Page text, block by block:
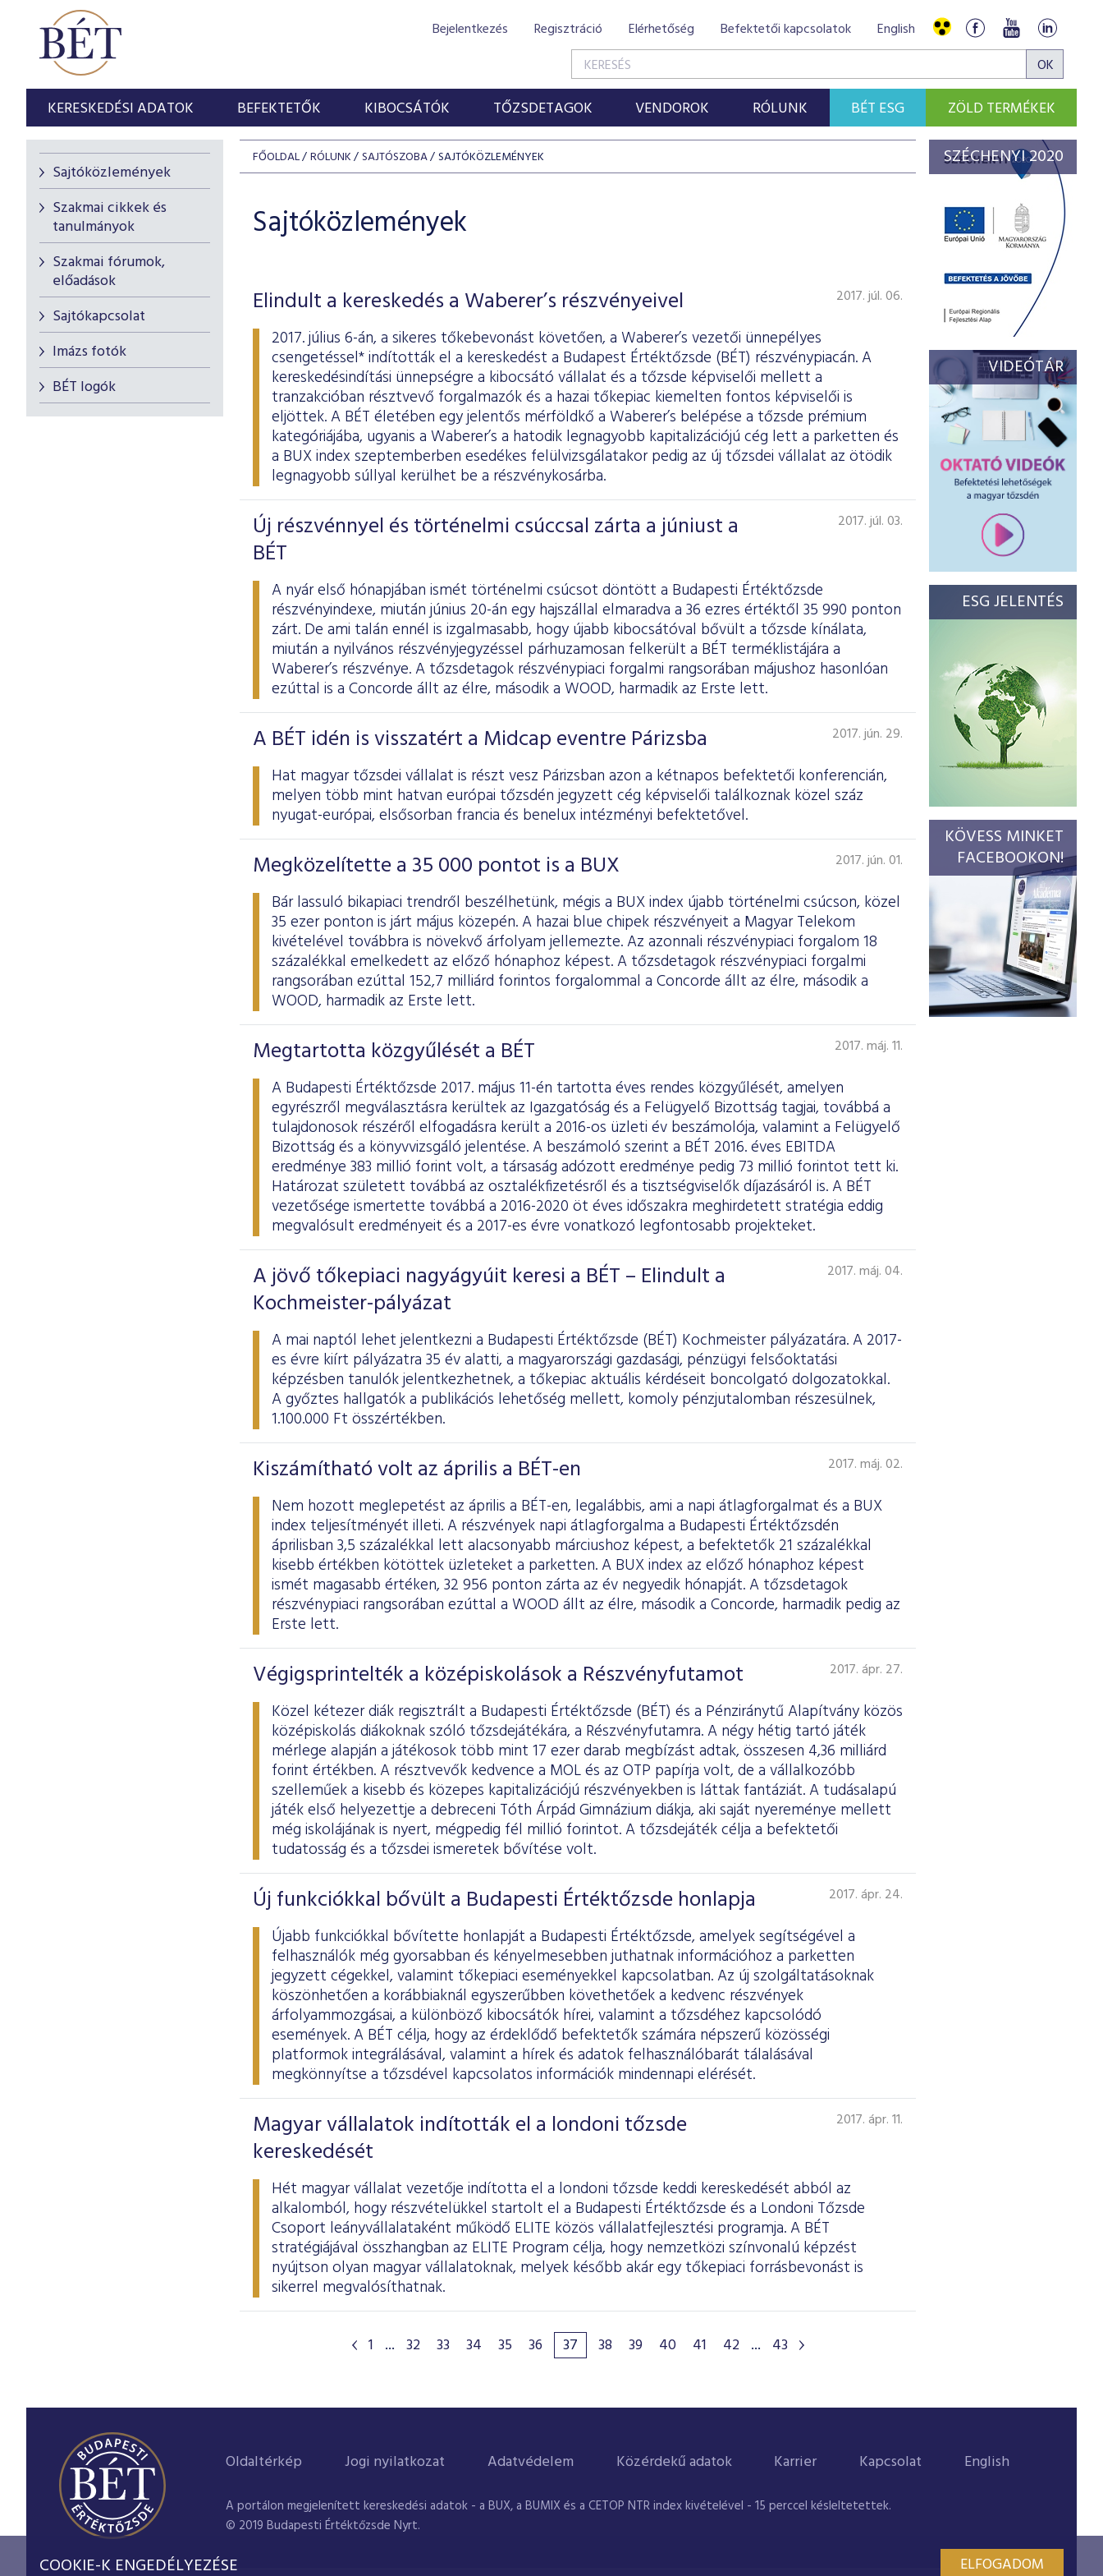
Bejelentkezés Regisztráció Elérhetőség Befektetői kapcsolatok English
KERESKEDÉSI ADATOK BEFEKTETŐK KIBOCSÁTÓK TŐZSDETAGOK VENDOROK RÓLUNK BÉT ESG ZÖLD TERMÉKEK
Sajtóközlemények
Szakmai cikkek és
tanulmányok
Szakmai fórumok,
előadások
Sajtókapcsolat
Imázs fotók
BÉT logók
FŐOLDAL RÓLUNK SAJTÓSZOBA SAJTÓKÖZLEMÉNYEK
Sajtóközlemények
Elindult a kereskedés a Waberer’s részvényeivel 2017. júl. 06.
2017. július 6-án, a sikeres tőkebevonást követően, a Waberer’s vezetői ünnepélyes
csengetéssel* indították el a kereskedést a Budapest Értéktőzsde (BÉT) részvénypiacán. A
kereskedésindítási ünnepségre a kibocsátó vállalat és a tőzsde képviselői mellett a
tranzakcióban résztvevő forgalmazók és a hazai tőkepiac kiemelten fontos képviselői is
eljöttek. A BÉT életében egy jelentős mérföldkő a Waberer’s belépése a tőzsde prémium
kategóriájába, ugyanis a Waberer’s a hatodik legnagyobb kapitalizációjú cég lett a parketten és
a BUX index szeptemberben esedékes felülvizsgálatakor pedig az új tőzsdei vállalat az ötödik
legnagyobb súllyal kerülhet be a részvénykosárba.
Új részvénnyel és történelmi csúccsal zárta a júniust a
BÉT
2017. júl. 03.
A nyár első hónapjában ismét történelmi csúcsot döntött a Budapesti Értéktőzsde
részvényindexe, miután június 20-án egy hajszállal elmaradva a 36 ezres értéktől 35 990 ponton
zárt. De ami talán ennél is izgalmasabb, hogy újabb kibocsátóval bővült a tőzsde kínálata,
miután a nyilvános részvényjegyzéssel párhuzamosan felkerült a BÉT terméklistájára a
Waberer’s részvénye. A tőzsdetagok részvénypiaci forgalmi rangsorában májushoz hasonlóan
ezúttal is a Concorde állt az élre, második a WOOD, harmadik az Erste lett.
A BÉT idén is visszatért a Midcap eventre Párizsba 2017. jún. 29.
Hat magyar tőzsdei vállalat is részt vesz Párizsban azon a kétnapos befektetői konferencián,
melyen több mint hatvan európai tőzsdén jegyzett cég képviselői találkoznak közel száz
nyugat-európai, elsősorban francia és benelux intézményi befektetővel.
Megközelítette a 35 000 pontot is a BUX 2017. jún. 01.
Bár lassuló bikapiaci trendről beszélhetünk, mégis a BUX index újabb történelmi csúcson, közel
35 ezer ponton is járt május közepén. A hazai blue chipek részvényeit a Magyar Telekom
kivételével továbbra is növekvő árfolyam jellemezte. Az azonnali részvénypiaci forgalom 18
százalékkal emelkedett az előző hónaphoz képest. A tőzsdetagok részvénypiaci forgalmi
rangsorában ezúttal 152,7 milliárd forintos forgalommal a Concorde állt az élre, második a
WOOD, harmadik az Erste lett.
Megtartotta közgyűlését a BÉT 2017. máj. 11.
A Budapesti Értéktőzsde 2017. május 11-én tartotta éves rendes közgyűlését, amelyen
egyrészről megválasztásra kerültek az Igazgatóság és a Felügyelő Bizottság tagjai, továbbá a
tulajdonosok részéről elfogadásra került a 2016-os üzleti év beszámolója, valamint a Felügyelő
Bizottság és a könyvvizsgáló jelentése. A beszámoló szerint a BÉT 2016. éves EBITDA
eredménye 383 millió forint volt, a társaság adózott eredménye pedig 73 millió forintot tett ki.
Határozat született továbbá az osztalékfizetésről és a tisztségviselők díjazásáról is. A BÉT
vezetősége ismertette továbbá a 2016-2020 öt éves időszakra meghirdetett stratégia eddig
megvalósult eredményeit és a 2017-es évre vonatkozó legfontosabb projekteket.
A jövő tőkepiaci nagyágyúit keresi a BÉT – Elindult a
Kochmeister-pályázat
2017. máj. 04.
A mai naptól lehet jelentkezni a Budapesti Értéktőzsde (BÉT) Kochmeister pályázatára. A 2017-
es évre kiírt pályázatra 35 év alatti, a magyarországi gazdasági, pénzügyi felsőoktatási
képzésben tanulók jelentkezhetnek, a tőkepiac aktuális kérdéseit boncolgató dolgozatokkal.
A győztes hallgatók a publikációs lehetőség mellett, komoly pénzjutalomban részesülnek,
1.100.000 Ft összértékben.
Kiszámítható volt az április a BÉT-en 2017. máj. 02.
Nem hozott meglepetést az április a BÉT-en, legalábbis, ami a napi átlagforgalmat és a BUX
index teljesítményét illeti. A részvények napi átlagforgalma a Budapesti Értéktőzsdén
áprilisban 3,5 százalékkal lett alacsonyabb márciushoz képest, a befektetők 21 százalékkal
kisebb értékben kötöttek üzleteket a parketten. A BUX index az előző hónaphoz képest
ismét magasabb értéken, 32 956 ponton zárta az év negyedik hónapját. A tőzsdetagok
részvénypiaci rangsorában ezúttal a WOOD állt az élre, második a Concorde, harmadik pedig az
Erste lett.
Végigsprintelték a középiskolások a Részvényfutamot 2017. ápr. 27.
Közel kétezer diák regisztrált a Budapesti Értéktőzsde (BÉT) és a Pénziránytű Alapítvány közös
középiskolás diákoknak szóló tőzsdejátékára, a Részvényfutamra. A négy hétig tartó játék
mérlege alapján a játékosok több mint 17 ezer darab megbízást adtak, összesen 4,36 milliárd
forint értékben. A résztvevők kedvence a MOL és az OTP papírja volt, de a vállalkozóbb
szelleműek a kisebb és közepes kapitalizációjú részvényekben is láttak fantáziát. A tudásalapú
játék első helyezettje a debreceni Tóth Árpád Gimnázium diákja, aki saját nyereménye mellett
még iskolájának is nyert, mégpedig fél millió forintot. A tőzsdejáték célja a befektetői
tudatosság és a tőzsdei ismeretek bővítése volt.
Új funkciókkal bővült a Budapesti Értéktőzsde honlapja 2017. ápr. 24.
Újabb funkciókkal bővítette honlapját a Budapesti Értéktőzsde, amelyek segítségével a
felhasználók még gyorsabban és kényelmesebben juthatnak információhoz a parketten
jegyzett cégekkel, valamint tőkepiaci eseményekkel kapcsolatban. Az új szolgáltatásoknak
köszönhetően a korábbiaknál egyszerűbben követhetőek a kedvenc részvények
árfolyammozgásai, a különböző kibocsátók hírei, valamint a tőzsdéhez kapcsolódó
események. A BÉT célja, hogy az érdeklődő befektetők számára népszerű közösségi
platformok integrálásával, valamint a hírek és adatok felhasználóbarát tálalásával
megkönnyítse a tőzsdével kapcsolatos információk mindennapi elérését.
Magyar vállalatok indították el a londoni tőzsde
kereskedését
2017. ápr. 11.
Hét magyar vállalat vezetője indította el a londoni tőzsde keddi kereskedését abból az
alkalomból, hogy részvételükkel startolt el a Budapesti Értéktőzsde és a Londoni Tőzsde
Csoport leányvállalataként működő ELITE közös vállalatfejlesztési programja. A BÉT
stratégiájával összhangban az ELITE Program célja, hogy nemzetközi színvonalú képzést
nyújtson olyan magyar vállalatoknak, melyek később akár egy tőkepiaci forrásbevonást is
sikerrel megvalósíthatnak.
1 ... 32 33 34 35 36 37 38 39 40 41 42 ... 43
SZÉCHENYI 2020
VIDEÓTÁR
ESG JELENTÉS
KÖVESS MINKET
FACEBOOKON!
Oldaltérkép Jogi nyilatkozat Adatvédelem Közérdekű adatok Karrier Kapcsolat English
A portálon megjelenített kereskedési adatok - a BUX, a BUMIX és a CETOP NTR index kivételével - 15 perccel késleltetettek.
© 2019 Budapesti Értéktőzsde Nyrt.
COOKIE-K ENGEDÉLYEZÉSE ELFOGADOM